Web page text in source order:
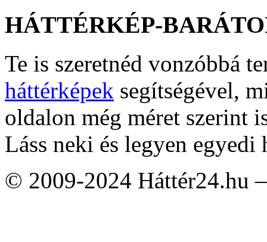
HÁTTÉRKÉP-
Te is szeretnéd vonzóbbá
háttérképek segítségével,
oldalon még méret szerint
Láss neki és legyen egyedi
© 2009-2024 Háttér24.hu